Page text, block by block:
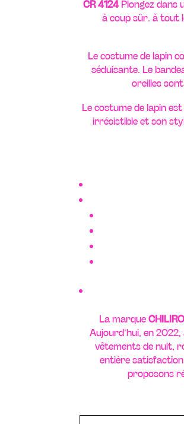
CR 4124Plongez dans
à coup sûr. à tout
Le costume de lapin
séduisante. Le
oreilles
Le costume de lapin
irrésistible et son
La marque
Aujourd’hui, en
vêtements de nuit,
entière
proposons